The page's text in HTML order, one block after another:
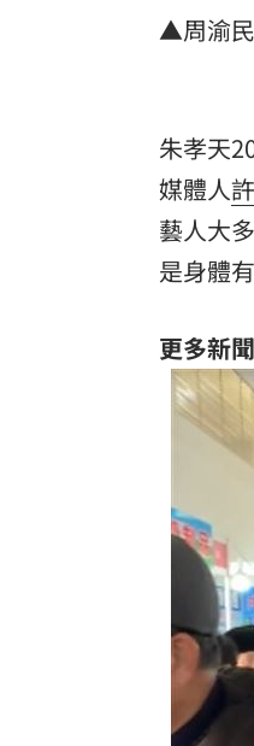
「拍片人
理想混蛋
▲周渝民
朱孝天
媒體人
藝人大
是身體
更多新